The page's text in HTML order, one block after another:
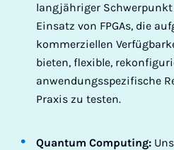
langjähriger
Einsatz von FPGAs, die
kommerziellen
bieten, flexible,
anwendungsspezifische
Praxis zu testen.
Quantum Computing: